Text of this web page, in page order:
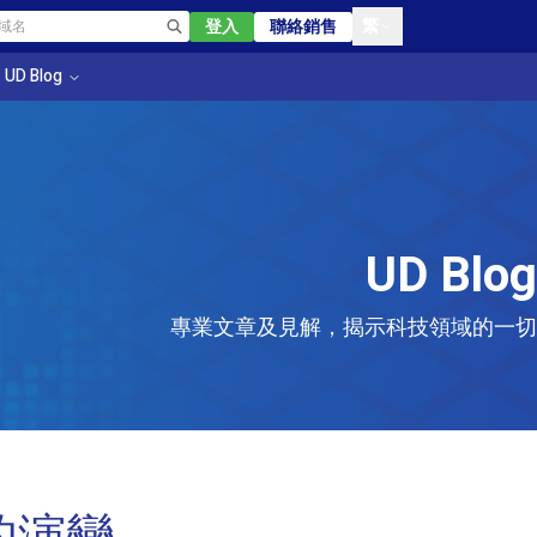
登入 聯絡銷售
UD Blog
UD Blog
專業文章及見解，揭示科技領域的一切